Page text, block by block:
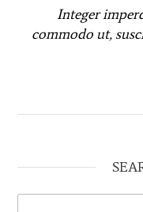
Integer
commodo ut,